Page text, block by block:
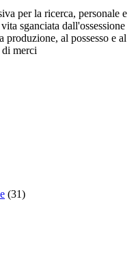
per la ricerca, personale e
sganciata dall'ossessione
produzione, al possesso e al
merci
(31)